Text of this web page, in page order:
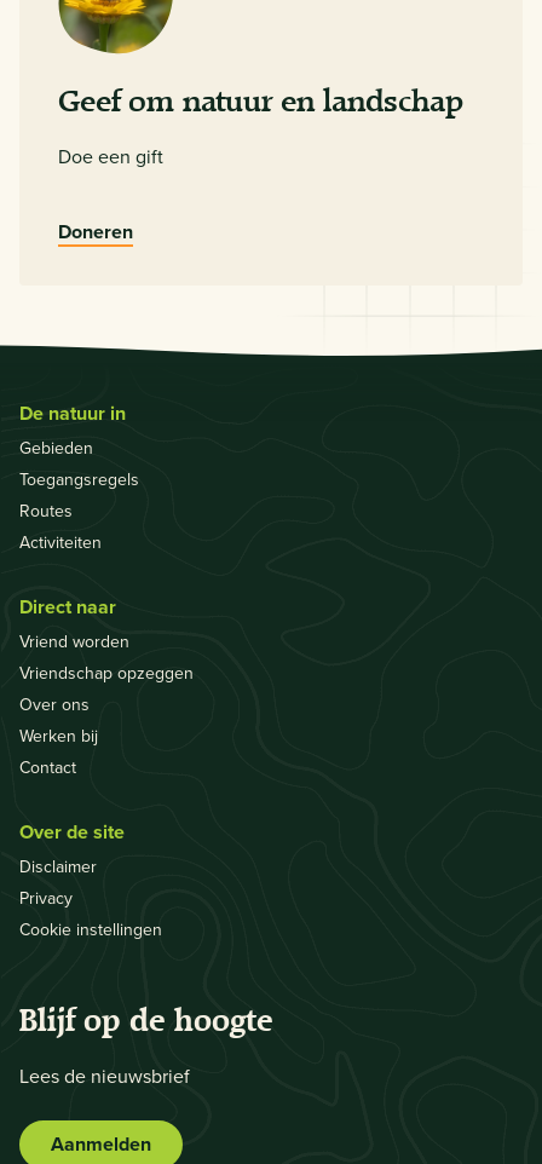
Geef om natuur en landschap
Doe een gift
Doneren
De natuur in
Gebieden
Toegangsregels
Routes
Activiteiten
Direct naar
Vriend worden
Vriendschap opzeggen
Over ons
Werken bij
Contact
Over de site
Disclaimer
Privacy
Cookie instellingen
Blijf op de hoogte
Lees de nieuwsbrief
Aanmelden